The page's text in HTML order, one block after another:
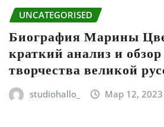
UNCATEGORISED
Биография Марины
краткий анализ и
творчества великой
studiohallo_ Мар 12, 2023